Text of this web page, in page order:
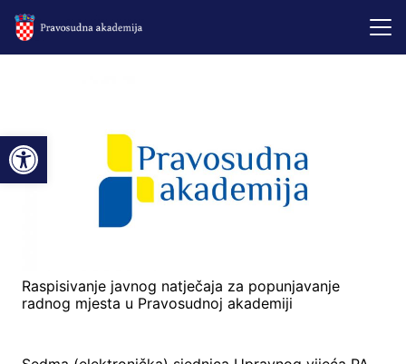
Open toolbar
Raspisivanje javnog natječaja za popunjavanje
radnog mjesta u Pravosudnoj akademiji